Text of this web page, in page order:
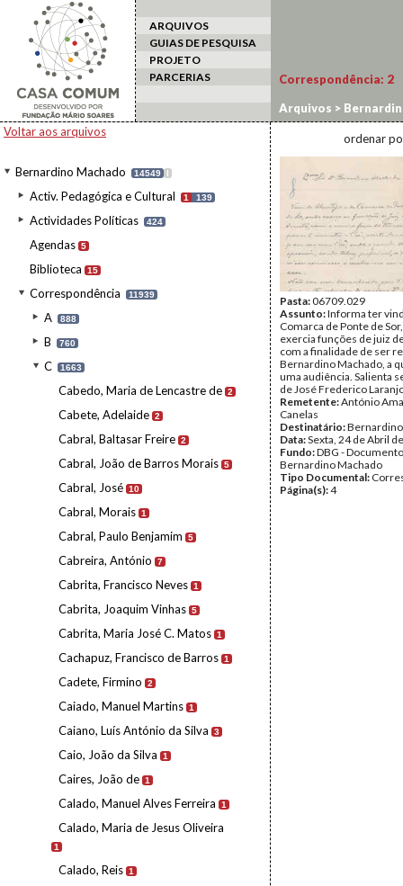
ARQUIVOS
GUIAS DE PESQUISA
PROJETO
PARCERIAS
Voltar aos arquivos
Bernardino Machado 14549 I
Activ. Pedagógica e Cultural 1 139
Actividades Políticas 424
Agendas 5
Biblioteca 15
Correspondência 11939
A 888
B 760
C 1663
Cabedo, Maria de Lencastre de 2
Cabete, Adelaide 2
Cabral, Baltasar Freire 2
Cabral, João de Barros Morais 5
Cabral, José 10
Cabral, Morais 1
Cabral, Paulo Benjamim 5
Cabreira, António 7
Cabrita, Francisco Neves 1
Cabrita, Joaquim Vinhas 5
Cabrita, Maria José C. Matos 1
Cachapuz, Francisco de Barros 1
Cadete, Firmino 2
Caiado, Manuel Martins 1
Caiano, Luís António da Silva 3
Caio, João da Silva 1
Caires, João de 1
Calado, Manuel Alves Ferreira 1
Calado, Maria de Jesus Oliveira
1
Calado, Reis 1
Correspondência: 2
Arquivos >
ordenar
Pasta:06709.029
Assunto:Informa ter
Comarca de Ponte de
exercia funções de juiz
com a finalidade de ser
Bernardino Machado, a
uma audiência. Salienta
de José Frederico
Remetente:António
Canelas
Destinatário:
Data:Sexta, 24 de Abril
Fundo:DBG -
Bernardino Machado
Tipo Documental:
Página(s):4